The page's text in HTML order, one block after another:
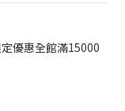
優惠全館滿15000